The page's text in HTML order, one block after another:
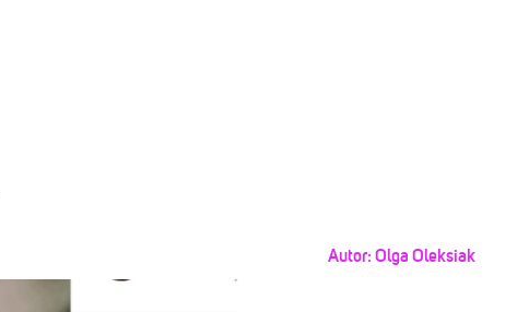
Autor: Olga Oleksiak